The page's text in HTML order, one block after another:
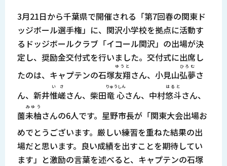
3月21日から千葉県で開催される「第7回春の関東ド
ッジボール選手権」に、関沢小学校を拠点に活動す
るドッジボールクラブ「イコール関沢」の出場が決
定し、奨励金交付式を行いました。交付式に出席し
たのは、キャプテンの石塚友翔
ゆうと
さん、小見山弘夢
ひろむ
さ
ん、新井惟嵯
いさ
さん、柴田竜心
りゅうしん
さん、中村悠斗
はると
さん、
薗未柚
みゆう
さんの6人です。星野市長が「関東大会出場お
めでとうございます。厳しい練習を重ねた結果の出
場だと思います。良い成績を出すことを期待してい
ます」と激励の言葉を述べると、キャプテンの石塚